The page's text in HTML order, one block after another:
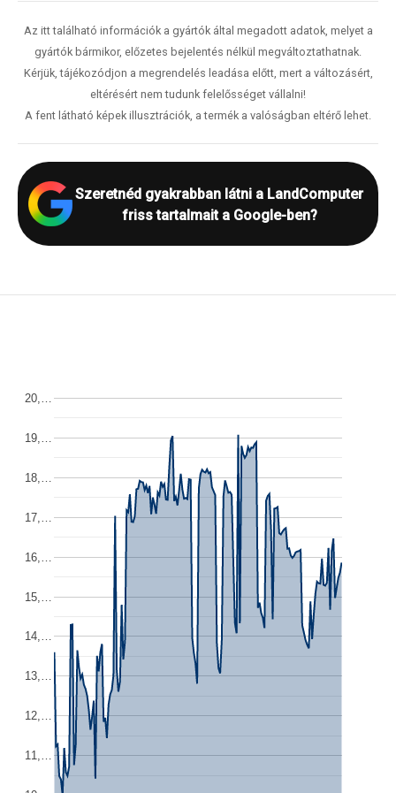
Az itt található információk a gyártók által megadott adatok, melyet a
gyártók bármikor, előzetes bejelentés nélkül megváltoztathatnak.
Kérjük, tájékozódjon a megrendelés leadása előtt, mert a változásért,
eltérésért nem tudunk felelősséget vállalni!
A fent látható képek illusztrációk, a termék a valóságban eltérő lehet.
Szeretnéd gyakrabban látni a LandComputer
friss tartalmait a Google-ben?
11,…
12,…
13,…
14,…
15,…
16,…
17,…
18,…
19,…
20,…